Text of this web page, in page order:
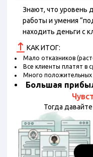
Знают, что уровень
работы и умения
находить деньги с
КАК ИТОГ:
Мало отказников
Все клиенты платят в
Много положительных
Большая
Тогда